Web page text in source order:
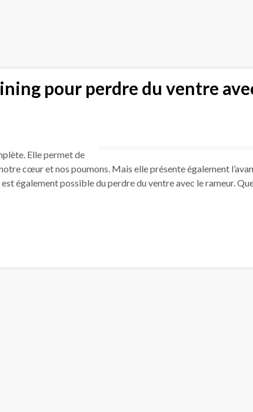
pour perdre du ventre
Elle permet de
cœur et nos poumons. Mais elle présente également
également possible du perdre du ventre avec le rameur.